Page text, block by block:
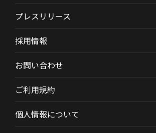
プレスリリース
採用情報
お問い合わせ
ご利用規約
個人情報について